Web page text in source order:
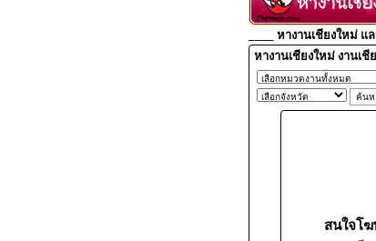
____ หางานเชียงใหม่ แ
หางานเชียงใหม่ งานเ
สนใจโ